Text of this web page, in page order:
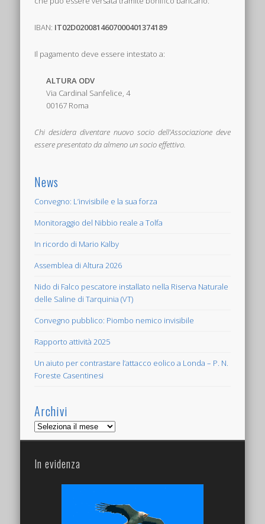
IBAN: IT02D0200814607000401374189
Il pagamento deve essere intestato a:
ALTURA ODV
Via Cardinal Sanfelice, 4
00167 Roma
Chi desidera diventare nuovo socio dell’Associazione deve
essere presentato da almeno un socio effettivo.
News
Convegno: L’invisibile e la sua forza
Monitoraggio del Nibbio reale a Tolfa
In ricordo di Mario Kalby
Assemblea di Altura 2026
Nido di Falco pescatore installato nella Riserva Naturale
delle Saline di Tarquinia (VT)
Convegno pubblico: Piombo nemico invisibile
Rapporto attività 2025
Un aiuto per contrastare l’attacco eolico a Londa – P. N.
Foreste Casentinesi
Archivi
Archivi
In evidenza